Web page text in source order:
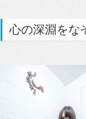
心の深淵をな